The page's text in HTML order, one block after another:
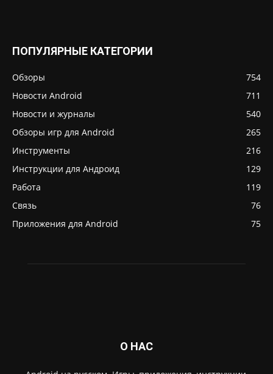
ПОПУЛЯРНЫЕ КАТЕГОРИИ
Обзоры
754
Новости Android
711
Новости и журналы
540
Обзоры игр для Android
265
Инструменты
216
Инструкции для Андроид
129
Работа
119
Связь
76
Приложения для Android
75
О НАС